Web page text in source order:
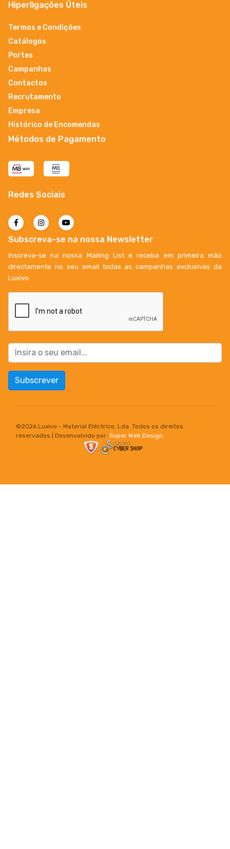
Hiperligações Úteis
Termos e Condições
Catálogos
Portes
Campanhas
Contactos
Recrutamento
Empresa
Histórico de Encomendas
Métodos de Pagamento
Redes Sociais
Subscreva-se na nossa Newsletter
Inscreva-se na nossa Mailing List e receba em primeira mão
directamente no seu email todas as campanhas exclusivas da
Luxivo.
Subscrever
©2026 Luxivo - Material Eléctrico, Lda. Todos os direitos
reservados | Desenvolvido por: Super Web Design